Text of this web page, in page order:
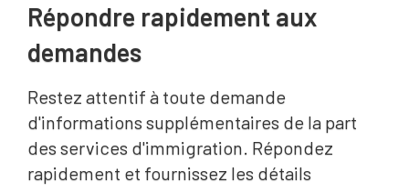
Répondre rapidement aux
demandes
Restez attentif à toute demande
d'informations supplémentaires de la part
des services d'immigration. Répondez
rapidement et fournissez les détails